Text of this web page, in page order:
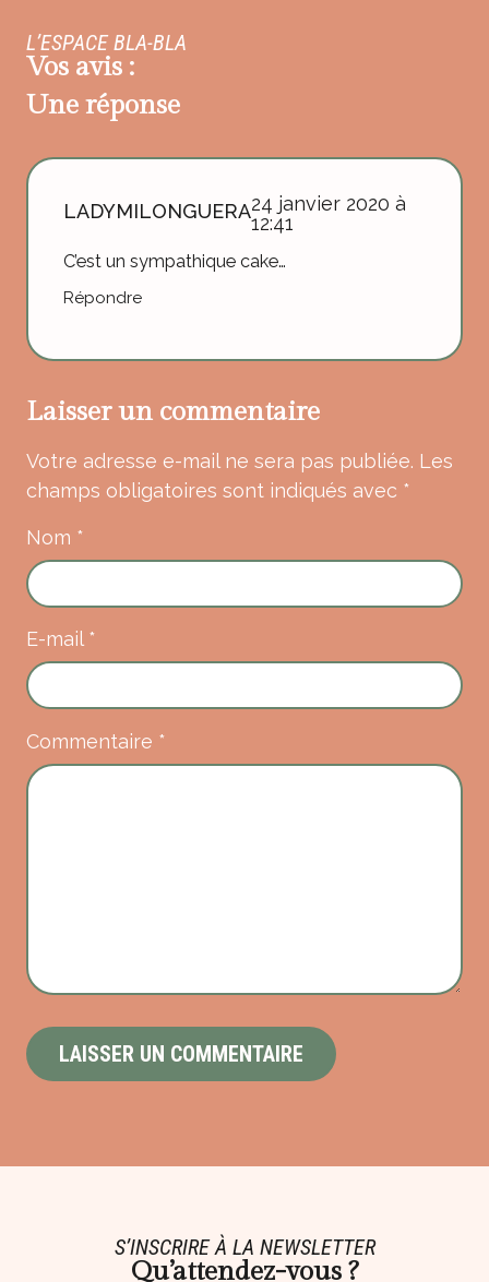
L’ESPACE BLA-BLA
Vos avis :
Une réponse
LADYMILONGUERA24 janvier 2020 à
12:41
C’est un sympathique cake…
Répondre
Laisser un commentaire
Votre adresse e-mail ne sera pas publiée. Les
champs obligatoires sont indiqués avec *
Commentaire *
Nom *
E-mail *
S’INSCRIRE À LA NEWSLETTER
Qu’attendez-vous ?